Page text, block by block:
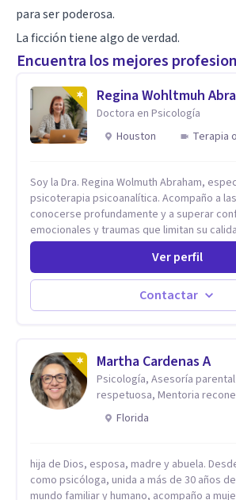
para ser poderosa.
La ficción tiene algo de verdad.
Encuentra los mejores
Regina Wohltmuh
Doctora en Psicología
Houston
Terapia
Soy la Dra. Regina Wolmuth Abraham,
psicoterapia psicoanalítica. Acompaño a
conocerse profundamente y a superar
emocionales y traumas que limitan su
trabajado en reconocidas instituciones
Psiquiátrico San Rafael, Instituto Psiquiátrico
Bernardino, Hospital Psiquiátrico Infantil y
Integración Juvenil. Además, tuve el
en comunidades como Olivar del Conde y
Ver perfil
Contactar
Martha Cardenas A
Psicología, Asesoría
respetuosa, Mentoria
Florida
hija de Dios, esposa, madre y abuela.
como psicóloga, unida a más de 30 años
mundo familiar y humano, acompaño a